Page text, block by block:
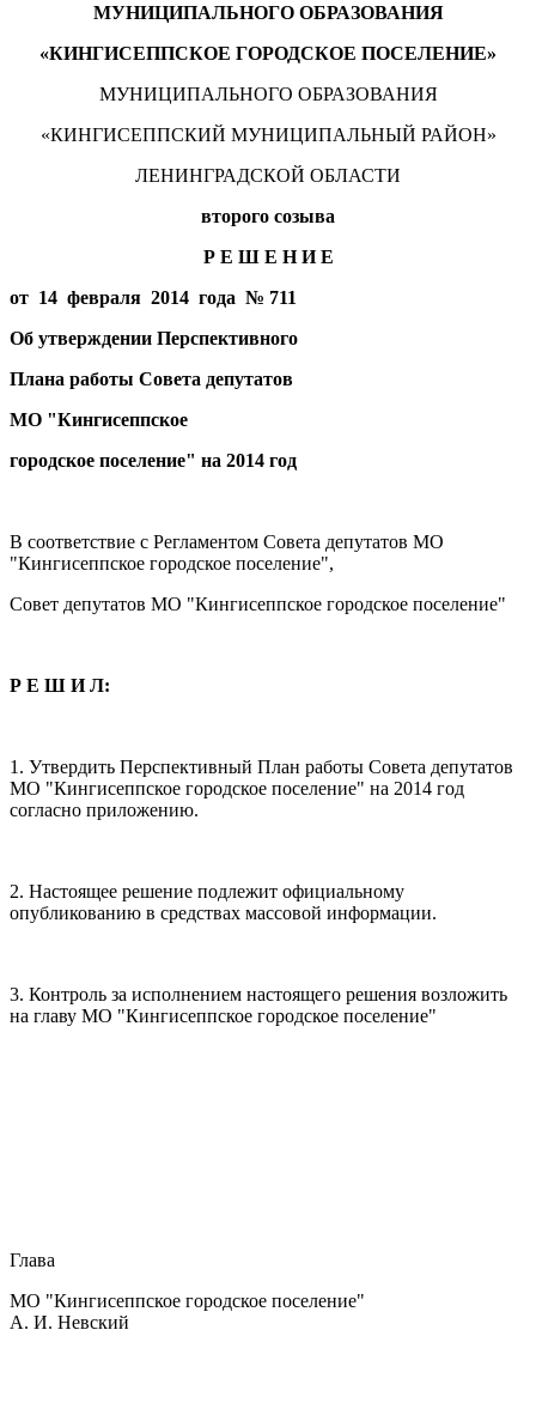
МУНИЦИПАЛЬНОГО ОБРАЗОВАНИЯ
«КИНГИСЕППСКОЕ ГОРОДСКОЕ ПОСЕЛЕНИЕ»
МУНИЦИПАЛЬНОГО ОБРАЗОВАНИЯ
«КИНГИСЕППСКИЙ МУНИЦИПАЛЬНЫЙ РАЙОН»
ЛЕНИНГРАДСКОЙ ОБЛАСТИ
второго созыва
Р Е Ш Е Н И Е
от 14 февраля 2014 года № 711
Об утверждении Перспективного
Плана работы Совета депутатов
МО "Кингисеппское
городское поселение" на 2014 год
В соответствие с Регламентом Совета депутатов МО
"Кингисеппское городское поселение",
Совет депутатов МО "Кингисеппское городское поселение"
Р Е Ш И Л:
1. Утвердить Перспективный План работы Совета депутатов
МО "Кингисеппское городское поселение" на 2014 год
согласно приложению.
2. Настоящее решение подлежит официальному
опубликованию в средствах массовой информации.
3. Контроль за исполнением настоящего решения возложить
на главу МО "Кингисеппское городское поселение"
Глава
МО "Кингисеппское городское поселение"
А. И. Невский